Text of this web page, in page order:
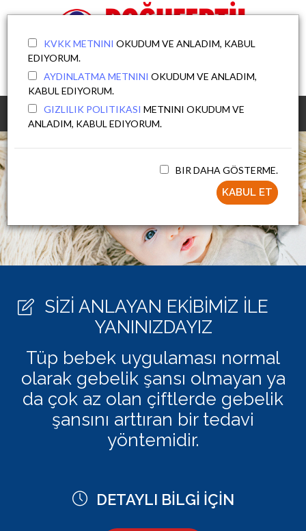
DOKTORA SOR
MENU
SİZİ ANLAYAN EKİBİMİZ İLE
YANINIZDAYIZ
Tüp bebek uygulaması normal
olarak gebelik şansı olmayan ya
da çok az olan çiftlerde gebelik
şansını arttıran bir tedavi
yöntemidir.
DETAYLI BİLGİ İÇİN
KVKK METNINI OKUDUM VE ANLADIM, KABUL
EDIYORUM.
AYDINLATMA METNINI OKUDUM VE ANLADIM,
KABUL EDIYORUM.
GIZLILIK POLITIKASI METNINI OKUDUM VE
ANLADIM, KABUL EDIYORUM.
BIR DAHA GÖSTERME.
KABUL ET